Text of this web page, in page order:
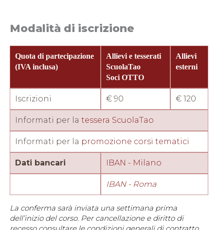
Modalità di iscrizione
Quota di partecipazione
(IVA inclusa)
Allievi e tesserati
ScuolaTao
Soci OTTO
Allievi
esterni
Iscrizioni € 90 € 120
Informati per la tessera ScuolaTao
Informati per la promozione corsi tematici
Dati bancari IBAN - Milano
IBAN - Roma
La conferma sarà inviata una settimana prima
dell’inizio del corso. Per cancellazione e diritto di